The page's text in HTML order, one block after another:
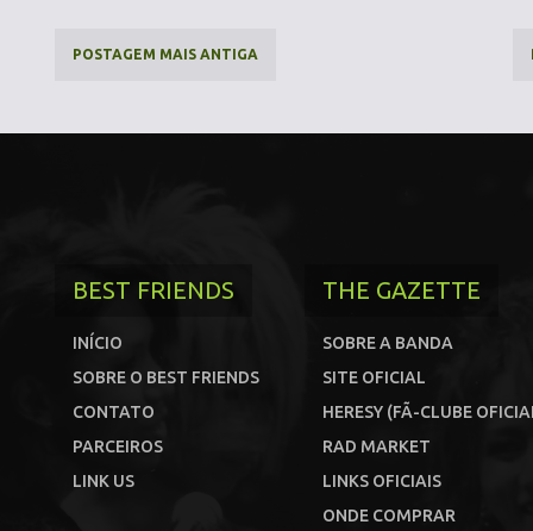
POSTAGEM MAIS ANTIGA
BEST FRIENDS
INÍCIO
SOBRE O BEST FRIENDS
CONTATO
PARCEIROS
LINK US
THE GAZETTE
SOBRE A BANDA
SITE OFICIAL
HERESY (FÃ-CLUBE
RAD MARKET
LINKS OFICIAIS
ONDE COMPRAR